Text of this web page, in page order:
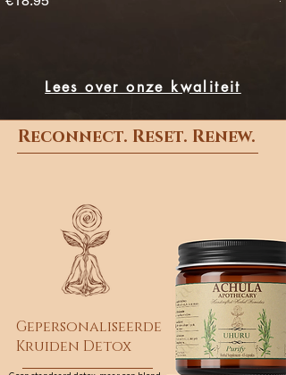
Lees over onze kwaliteit
Reconnect. Reset. Renew.
Gepersonaliseerde
Kruiden Detox